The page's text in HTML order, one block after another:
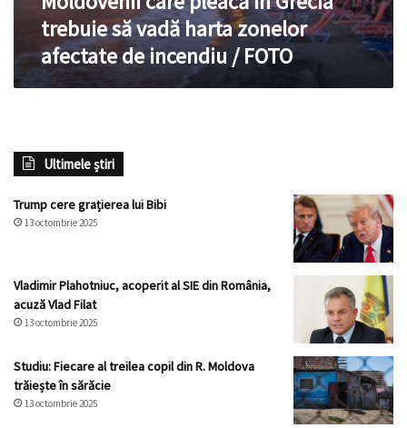
afectate
incendiu
FOTO
trebuie să vadă harta zonelor
afectate de incendiu / FOTO
Ultimele știri
Trump cere grațierea lui Bibi
13 octombrie 2025
Vladimir Plahotniuc, acoperit al SIE din România,
acuză Vlad Filat
13 octombrie 2025
Studiu: Fiecare al treilea copil din R. Moldova
trăiește în sărăcie
13 octombrie 2025